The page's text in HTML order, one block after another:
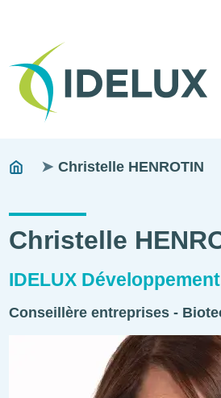
Fils
You
Christelle HENROTIN
Christelle
IDELUX Développement
Conseillère entreprises -